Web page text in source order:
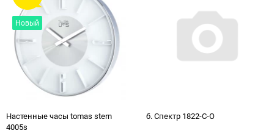
Новый
Настенные часы tomas stern
4005s
б. Спектр 1822-C-О